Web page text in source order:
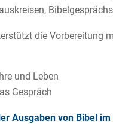
die Vorbereitung
und Leben
Gespräch
Ausgaben von Bibel